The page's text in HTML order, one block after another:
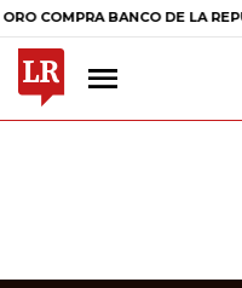
BANCO DE LA REPÚBLICA